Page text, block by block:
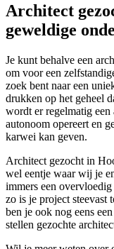
Architect
geweldige
Je kunt behalve een
om voor een
zoek bent naar een
drukken op het geheel
wordt er regelmatig
autonoom opereert en
karwei kan geven.
Architect gezocht in
wel eentje waar wij je
immers een
zo is je project steevast
ben je ook nog eens
stellen gezochte